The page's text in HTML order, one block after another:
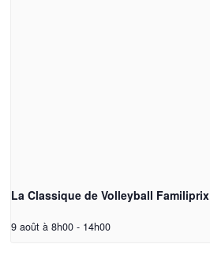
La Classique de Volleyball Familiprix
9 août à 8h00 - 14h00